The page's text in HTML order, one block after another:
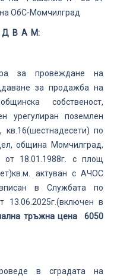
на ОбС-Момчилград
Д В А М:
за провеждане на
за продажба на
собственост,
урегулиран поземлен
по
община Момчилград,
18.01.1988г. с площ
актуван с АЧОС
в Службата по
в
тръжна цена
6050
в сградата на